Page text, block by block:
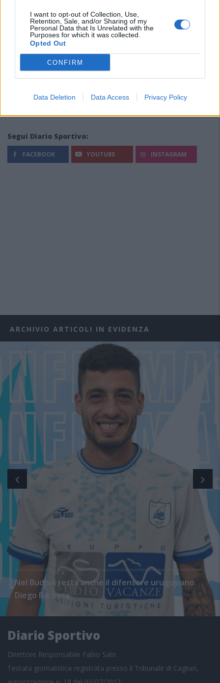
I want to opt-out of Collection, Use,
Retention, Sale, and/or Sharing of my
Personal Data that Is Unrelated with the
Purposes for which it was collected.
Opted Out
CONFIRM
Data Deletion Data Access Privacy Policy
Segui Diario Sportivo:
FACEBOOK YOUTUBE INSTAGRAM
ARCHIVIO ARTICOLI IN EVIDENZA
Nel Budoni resta anche il difensore uruguaiano
Diego Barboza
Diario Sportivo
Direttore Responsabile Fabio Salis
Testata giornalistica registrata presso il Tribunale di Cagliari,